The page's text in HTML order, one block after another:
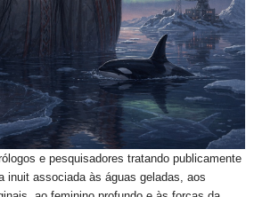
e pesquisadores tratando publicamente
inuit associada às águas geladas, aos